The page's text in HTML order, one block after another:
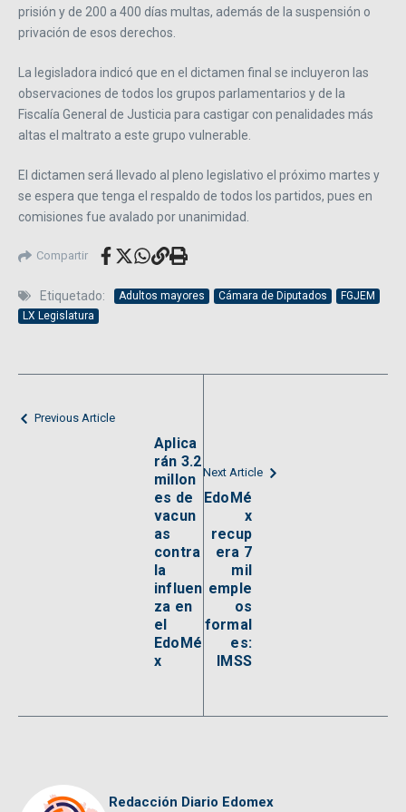
prisión y de 200 a 400 días multas, además de la suspensión o
privación de esos derechos.
La legisladora indicó que en el dictamen final se incluyeron las
observaciones de todos los grupos parlamentarios y de la
Fiscalía General de Justicia para castigar con penalidades más
altas el maltrato a este grupo vulnerable.
El dictamen será llevado al pleno legislativo el próximo martes y
se espera que tenga el respaldo de todos los partidos, pues en
comisiones fue avalado por unanimidad.
Compartir
Etiquetado: Adultos mayores Cámara de Diputados
FGJEM
LX Legislatura
Previous Article
Aplica
rán 3.2
millon
es de
vacun
as
contra
la
influen
za en
el
EdoMé
x
Next Article
EdoMé
x
recup
era 7
mil
emple
os
formal
es:
IMSS
Redacción Diario Edomex